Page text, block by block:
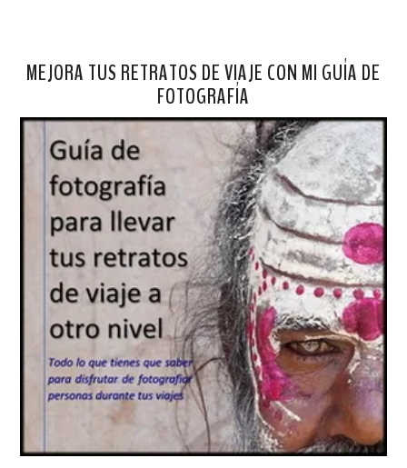
MEJORA TUS RETRATOS DE VIAJE CON MI GUÍA DE
FOTOGRAFÍA